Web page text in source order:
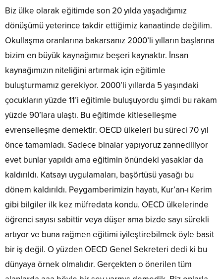
Biz ülke olarak eğitimde son 20 yılda yaşadığımız
dönüşümü yeterince takdir ettiğimiz kanaatinde değilim.
Okullaşma oranlarına bakarsanız 2000’li yılların başlarına
bizim en büyük kaynağımız beşeri kaynaktır. İnsan
kaynağımızın niteliğini artırmak için eğitimle
buluşturmamız gerekiyor. 2000’li yıllarda 5 yaşındaki
çocukların yüzde 11’i eğitimle buluşuyordu şimdi bu rakam
yüzde 90’lara ulaştı. Bu eğitimde kitleselleşme
evrenselleşme demektir. OECD ülkeleri bu süreci 70 yıl
önce tamamladı. Sadece binalar yapıyoruz zannediliyor
evet bunlar yapıldı ama eğitimin önündeki yasaklar da
kaldırıldı. Katsayı uygulamaları, başörtüsü yasağı bu
dönem kaldırıldı. Peygamberimizin hayatı, Kur’an-ı Kerim
gibi bilgiler ilk kez müfredata kondu. OECD ülkelerinde
öğrenci sayısı sabittir veya düşer ama bizde sayı sürekli
artıyor ve buna rağmen eğitimi iyileştirebilmek öyle basit
bir iş değil. O yüzden OECD Genel Sekreteri dedi ki bu
dünyaya örnek olmalıdır. Gerçekten o önerilen tüm